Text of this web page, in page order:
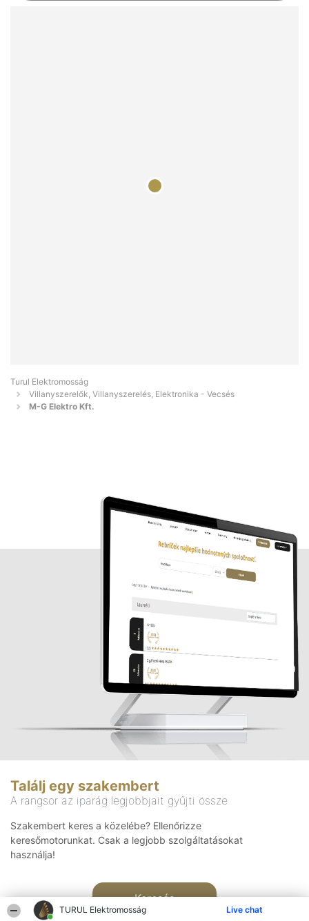
TURUL Elektromosság Live chat
Turul Elektromosság
Villanyszerelők, Villanyszerelés, Elektronika - Vecsés
M-G Elektro Kft.
Találj egy szakembert
A rangsor az iparág legjobbjait gyűjti össze
Szakembert keres a közelébe? Ellenőrizze
keresőmotorunkat. Csak a legjobb szolgáltatásokat
használja!
Keresés